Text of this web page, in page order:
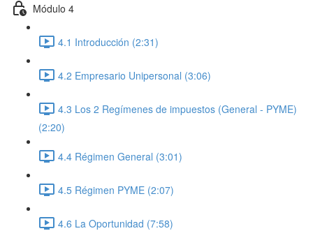
Módulo 4
4.1 Introducción (2:31)
4.2 Empresario Unipersonal (3:06)
4.3 Los 2 Regímenes de impuestos (General - PYME)
(2:20)
4.4 Régimen General (3:01)
4.5 Régimen PYME (2:07)
4.6 La Oportunidad (7:58)